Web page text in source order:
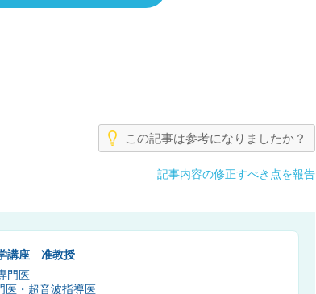
この記事は参考になりましたか？
記事内容の修正すべき点を報告
講座 准教授
門医
医・超音波指導医